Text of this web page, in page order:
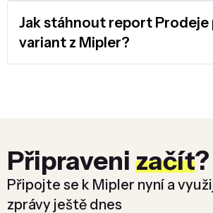
Jak stáhnout report Prodeje
variant z Mipler?
Připraveni začít?
Připojte se k Mipler nyní a
zprávy ještě dnes